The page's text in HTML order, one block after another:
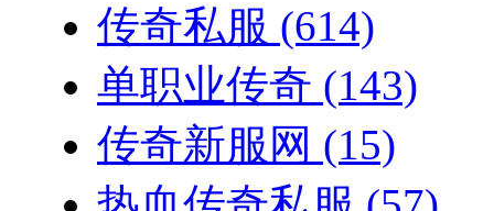
传奇私服 (614)
单职业传奇 (143)
传奇新服网 (15)